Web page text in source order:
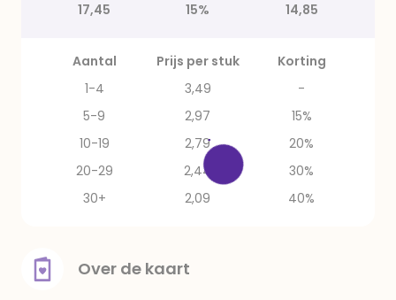
17,45
15% 14,85
Aantal Prijs per stuk
Korting
1-4
3,49
-
5-9
2,97
15%
10-19
2,79
20%
20-29
2,44
30%
30+
2,09 40%
Over de kaart